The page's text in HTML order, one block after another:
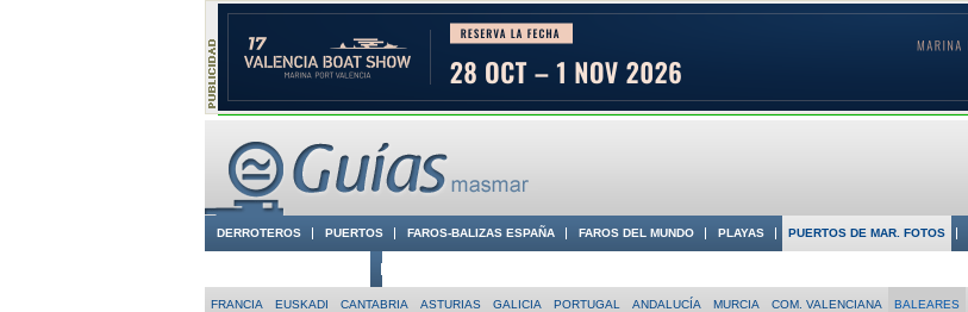
DERROTEROS PUERTOS FAROS-BALIZAS ESPAÑA FAROS DEL MUNDO PLAYAS PUERTOS DE MAR. FOTOS
FRANCIA EUSKADI CANTABRIA ASTURIAS GALICIA PORTUGAL ANDALUCÍA MURCIA COM. VALENCIANA BALEARES